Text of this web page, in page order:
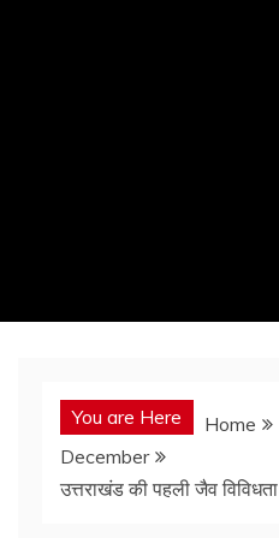
You are Here Home
December
उत्तराखंड की पहली जैव